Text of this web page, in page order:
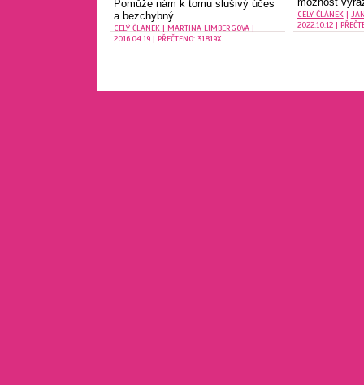
Pomůže nám k tomu slušivý účes
a bezchybný...
CELÝ ČLÁNEK | MARTINA LIMBERGOVÁ |
2016.04.19 | PŘEČTENO: 31819X
CELÝ ČLÁNEK|
2022.10.12 |